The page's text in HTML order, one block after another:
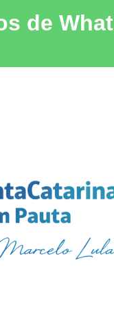
de